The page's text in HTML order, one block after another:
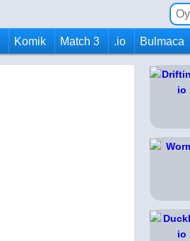
Komik Match 3 .io Bulmaca